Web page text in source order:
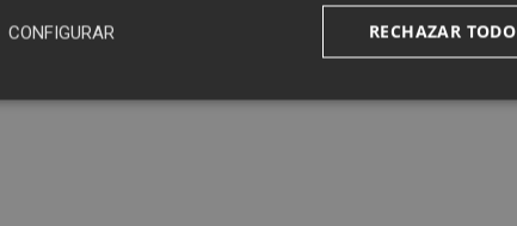
RECHAZAR TODO
CONFIGURAR